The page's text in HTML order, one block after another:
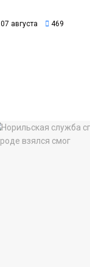
07 августа 469